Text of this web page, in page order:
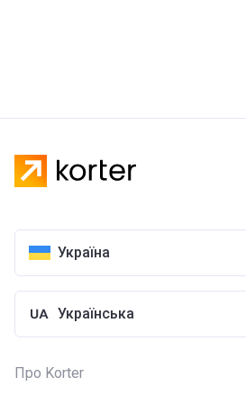
Україна
Українська
Про Korter